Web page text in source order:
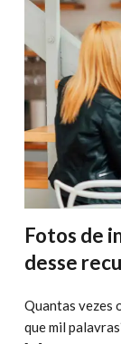
Fotos de
desse
Quantas vezes
que mil